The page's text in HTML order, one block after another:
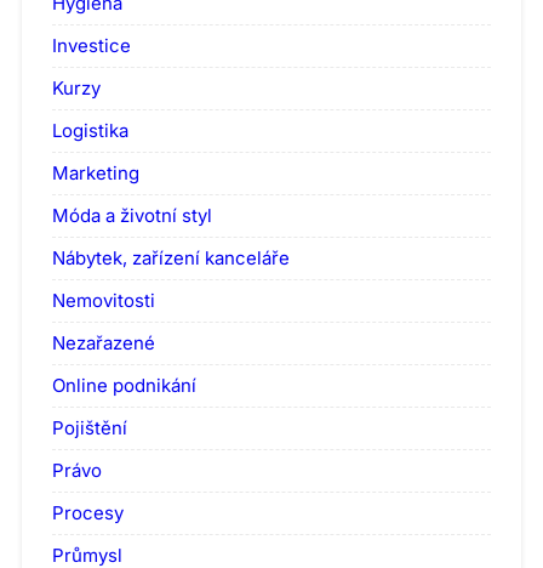
Investice
Kurzy
Logistika
Marketing
Móda a životní styl
Nábytek, zařízení kanceláře
Nemovitosti
Nezařazené
Online podnikání
Pojištění
Právo
Procesy
Průmysl